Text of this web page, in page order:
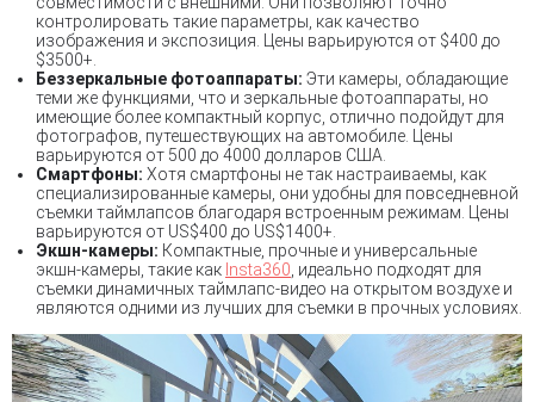
контролировать такие параметры, как качество
изображения и экспозиция. Цены варьируются от $400 до
$3500+.
Беззеркальные фотоаппараты: Эти камеры, обладающие
теми же функциями, что и зеркальные фотоаппараты, но
имеющие более компактный корпус, отлично подойдут для
фотографов, путешествующих на автомобиле. Цены
варьируются от 500 до 4000 долларов США.
Смартфоны: Хотя смартфоны не так настраиваемы, как
специализированные камеры, они удобны для повседневной
съемки таймлапсов благодаря встроенным режимам. Цены
варьируются от US$400 до US$1400+.
Экшн-камеры: Компактные, прочные и универсальные
экшн-камеры, такие как Insta360 , идеально подходят для
съемки динамичных таймлапс-видео на открытом воздухе и
являются одними из лучших для съемки в прочных условиях.